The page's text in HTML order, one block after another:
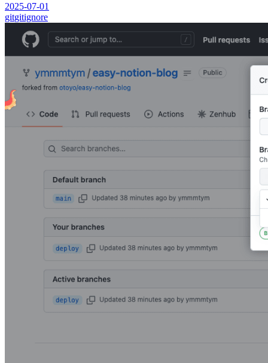
2025-07-01
gitgitignore